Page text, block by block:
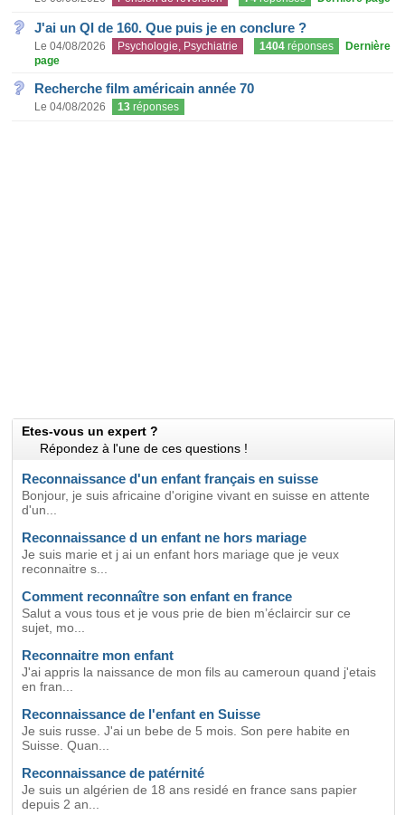
J'ai un QI de 160. Que puis je en conclure ?
Le 04/08/2026 Psychologie, Psychiatrie 1404 réponses
Dernière
page
Recherche film américain année 70
Le 04/08/2026 13 réponses
Etes-vous un expert ?
Répondez à l'une de ces questions !
Reconnaissance d'un enfant français en suisse
Bonjour, je suis africaine d'origine vivant en suisse en attente
d'un...
Reconnaissance d un enfant ne hors mariage
Je suis marie et j ai un enfant hors mariage que je veux
reconnaitre s...
Comment reconnaître son enfant en france
Salut a vous tous et je vous prie de bien m’éclaircir sur ce
sujet, mo...
Reconnaitre mon enfant
J'ai appris la naissance de mon fils au cameroun quand j'etais
en fran...
Reconnaissance de l'enfant en Suisse
Je suis russe. J'ai un bebe de 5 mois. Son pere habite en
Suisse. Quan...
Reconnaissance de patérnité
Je suis un algérien de 18 ans residé en france sans papier
depuis 2 an...